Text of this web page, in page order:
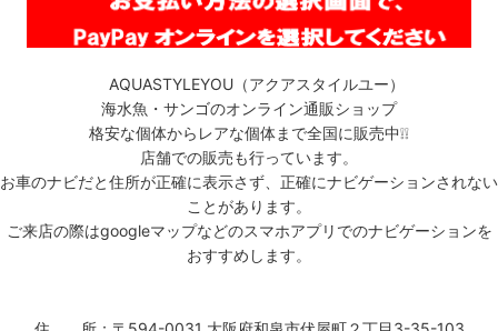
AQUASTYLEYOU（アクアスタイルユー）
海水魚・サンゴのオンライン通販ショップ
格安な個体からレアな個体まで全国に販売中❕❕
店舗での販売も行っています。
お車のナビだと住所が正確に表示さず、正確にナビゲーションされない
ことがあります。
ご来店の際はgoogleマップなどのスマホアプリでのナビゲーションを
おすすめします。